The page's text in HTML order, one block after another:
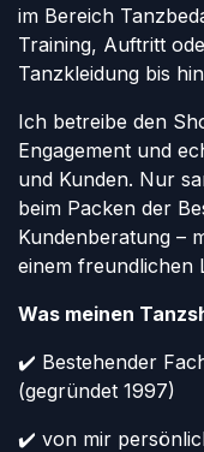
im Bereich
Training, Auftritt
Tanzkleidung bis
Ich betreibe den
Engagement und
und Kunden. Nur
beim Packen der
Kundenberatung –
einem freundlichen
Was meinen
✔️ Bestehender
(gegründet 1997)
✔️ von mir